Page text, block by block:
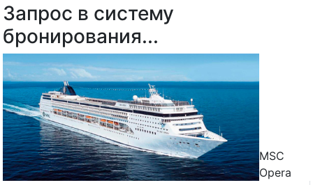
MSC
Opera
Запрос в систему
бронирования...